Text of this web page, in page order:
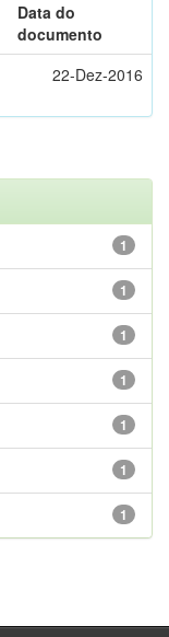
Data do
documento
22-Dez-2016
1
1
1
1
1
1
1